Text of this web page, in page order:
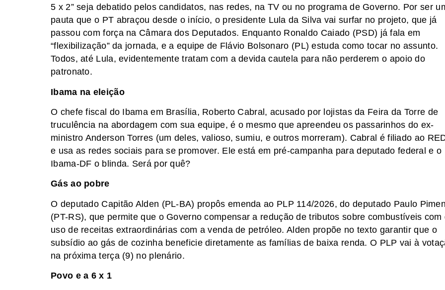
5 x 2” seja debatido pelos candidatos, nas redes, na TV ou no programa de Governo. Por ser
pauta que o PT abraçou desde o início, o presidente Lula da Silva vai surfar no projeto, que já
passou com força na Câmara dos Deputados. Enquanto Ronaldo Caiado (PSD) já fala em
“flexibilização” da jornada, e a equipe de Flávio Bolsonaro (PL) estuda como tocar no assunto.
Todos, até Lula, evidentemente tratam com a devida cautela para não perderem o apoio do
patronato.
Ibama na eleição
O chefe fiscal do Ibama em Brasília, Roberto Cabral, acusado por lojistas da Feira da Torre de
truculência na abordagem com sua equipe, é o mesmo que apreendeu os passarinhos do ex-
ministro Anderson Torres (um deles, valioso, sumiu, e outros morreram). Cabral é filiado ao
e usa as redes sociais para se promover. Ele está em pré-campanha para deputado federal e o
Ibama-DF o blinda. Será por quê?
Gás ao pobre
O deputado Capitão Alden (PL-BA) propôs emenda ao PLP 114/2026, do deputado Paulo
(PT-RS), que permite que o Governo compensar a redução de tributos sobre combustíveis com
uso de receitas extraordinárias com a venda de petróleo. Alden propõe no texto garantir que o
subsídio ao gás de cozinha beneficie diretamente as famílias de baixa renda. O PLP vai à
na próxima terça (9) no plenário.
Povo e a 6 x 1